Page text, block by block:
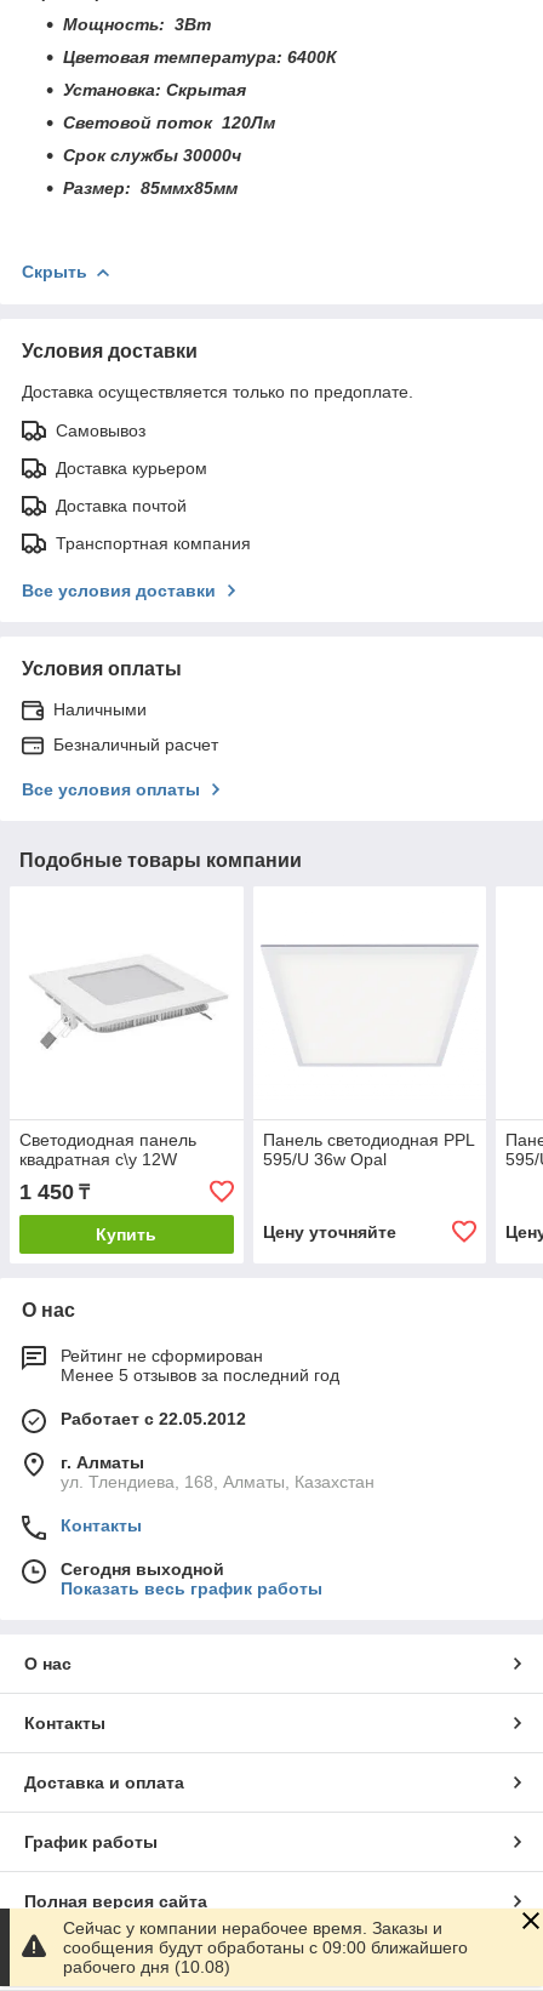
Мощность: 3Вт
Цветовая температура: 6400К
Установка: Скрытая
Световой поток 120Лм
Срок службы 30000ч
Размер: 85ммх85мм
Скрыть
Условия доставки
Доставка осуществляется только по предоплате.
Самовывоз
Доставка курьером
Доставка почтой
Транспортная компания
Все условия доставки
Условия оплаты
Наличными
Безналичный расчет
Все условия оплаты
Подобные товары компании
Светодиодная панель
квадратная с\у 12W
1 450 ₸
Купить
Панель светодиодная PPL
595/U 36w Opal
Цену уточняйте
595/
О нас
Рейтинг не сформирован
Менее 5 отзывов за последний год
Работает с 22.05.2012
г. Алматы
ул. Тлендиева, 168, Алматы, Казахстан
Контакты
Сегодня выходной
Показать весь график работы
О нас
Контакты
Доставка и оплата
График работы
Полная версия сайта
Сайт создан на маркетплейсе
Сейчас у компании нерабочее время. Заказы и
сообщения будут обработаны с 09:00 ближайшего
рабочего дня (10.08)